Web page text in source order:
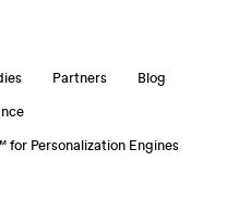
Partners Blog
Personalization Engines